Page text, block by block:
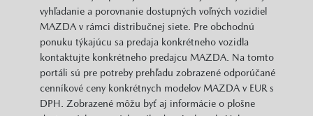
vyhľadanie a porovnanie dostupných voľných vozidiel
MAZDA v rámci distribučnej siete. Pre obchodnú
ponuku týkajúcu sa predaja konkrétneho vozidla
kontaktujte konkrétneho predajcu MAZDA. Na tomto
portáli sú pre potreby prehľadu zobrazené odporúčané
cenníkové ceny konkrétnych modelov MAZDA v EUR s
DPH. Zobrazené môžu byť aj informácie o plošne